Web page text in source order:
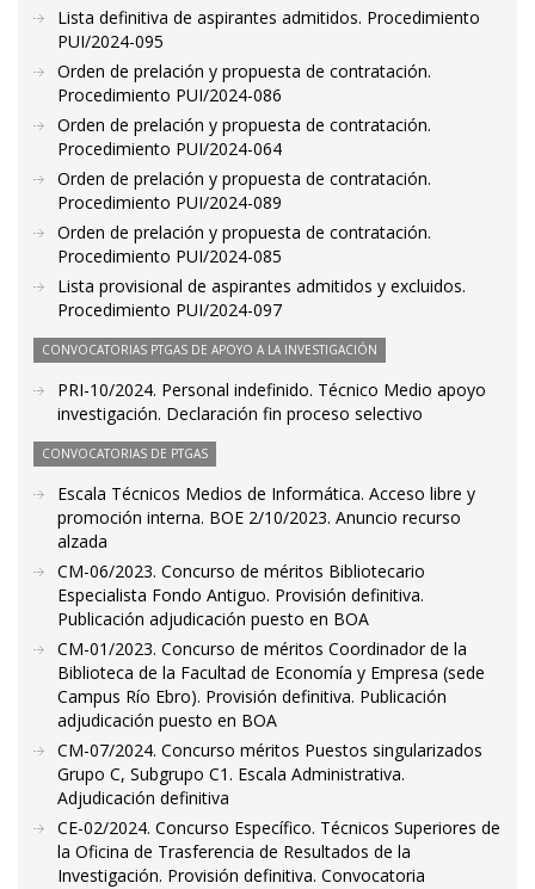
Lista definitiva de aspirantes admitidos. Procedimiento
PUI/2024-095
Orden de prelación y propuesta de contratación.
Procedimiento PUI/2024-086
Orden de prelación y propuesta de contratación.
Procedimiento PUI/2024-064
Orden de prelación y propuesta de contratación.
Procedimiento PUI/2024-089
Orden de prelación y propuesta de contratación.
Procedimiento PUI/2024-085
Lista provisional de aspirantes admitidos y excluidos.
Procedimiento PUI/2024-097
CONVOCATORIAS PTGAS DE APOYO A LA INVESTIGACIÓN
PRI-10/2024. Personal indefinido. Técnico Medio apoyo
investigación. Declaración fin proceso selectivo
CONVOCATORIAS DE PTGAS
Escala Técnicos Medios de Informática. Acceso libre y
promoción interna. BOE 2/10/2023. Anuncio recurso
alzada
CM-06/2023. Concurso de méritos Bibliotecario
Especialista Fondo Antiguo. Provisión definitiva.
Publicación adjudicación puesto en BOA
CM-01/2023. Concurso de méritos Coordinador de la
Biblioteca de la Facultad de Economía y Empresa (sede
Campus Río Ebro). Provisión definitiva. Publicación
adjudicación puesto en BOA
CM-07/2024. Concurso méritos Puestos singularizados
Grupo C, Subgrupo C1. Escala Administrativa.
Adjudicación definitiva
CE-02/2024. Concurso Específico. Técnicos Superiores de
la Oficina de Trasferencia de Resultados de la
Investigación. Provisión definitiva. Convocatoria